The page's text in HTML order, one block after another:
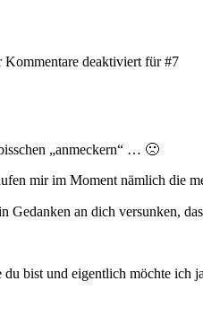
Kommentare deaktiviert für#7
„anmeckern“ … 🙁
mir im Moment nämlich die
Gedanken an dich versunken,
bist und eigentlich möchte ich